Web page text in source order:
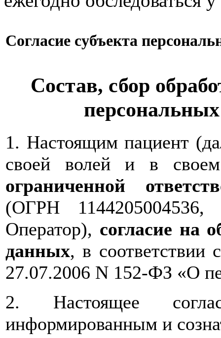
Согласие субъекта
Состав, сбор
1. Настоящим пациент
своей волей и в
ограниченной
(ОГРН
Оператор), согласие на
данных, в соответствии
27.07.2006 N 152-ФЗ «О
2. Настоящее
информированным и